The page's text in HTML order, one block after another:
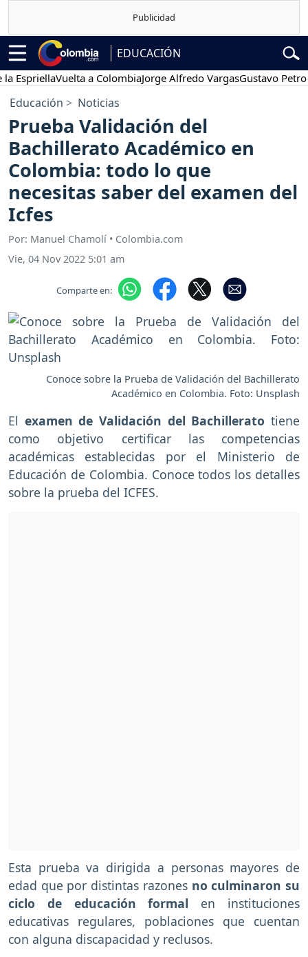
EDUCACIÓN
Vuelta a ColombiaJorge Alfredo VargasGustavo Petro
Educación Noticias
Prueba Validación del
Bachillerato Académico en
Colombia: todo lo que
necesitas saber del examen del
Icfes
Por: Manuel Chamolí • Colombia.com
Vie, 04 Nov 2022 5:01 am
Comparte en:
Conoce sobre la Prueba de Validación del Bachillerato
Académico en Colombia. Foto: Unsplash
El examen de Validación del Bachillerato tiene
como objetivo certificar las competencias
académicas establecidas por el Ministerio de
Educación de Colombia. Conoce todos los detalles
sobre la prueba del ICFES.
Esta prueba va dirigida a personas mayores de
edad que por distintas razones no culminaron su
ciclo de educación formal en instituciones
educativas regulares, poblaciones que cuentan
con alguna discapacidad y reclusos.